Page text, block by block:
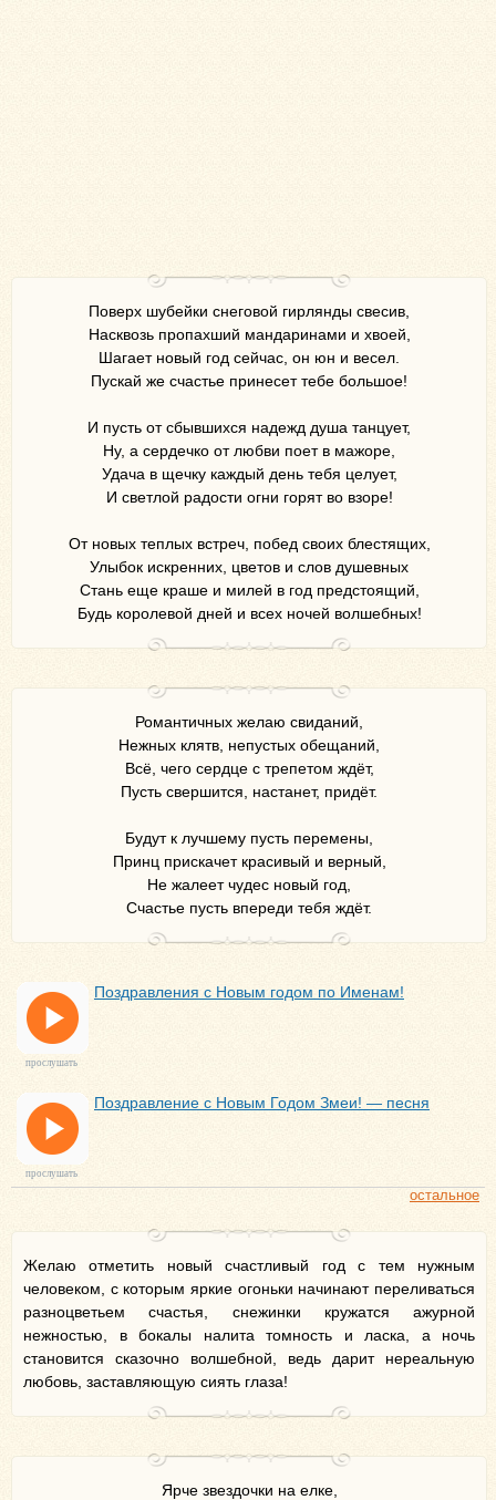
Поверх шубейки снеговой гирлянды свесив,
Насквозь пропахший мандаринами и хвоей,
Шагает новый год сейчас, он юн и весел.
Пускай же счастье принесет тебе большое!
И пусть от сбывшихся надежд душа танцует,
Ну, а сердечко от любви поет в мажоре,
Удача в щечку каждый день тебя целует,
И светлой радости огни горят во взоре!
От новых теплых встреч, побед своих блестящих,
Улыбок искренних, цветов и слов душевных
Стань еще краше и милей в год предстоящий,
Будь королевой дней и всех ночей волшебных!
Романтичных желаю свиданий,
Нежных клятв, непустых обещаний,
Всё, чего сердце с трепетом ждёт,
Пусть свершится, настанет, придёт.
Будут к лучшему пусть перемены,
Принц прискачет красивый и верный,
Не жалеет чудес новый год,
Счастье пусть впереди тебя ждёт.
Поздравления с Новым годом по Именам!
прослушать
Поздравление с Новым Годом Змеи! — песня
прослушать
остальное
Желаю отметить новый счастливый год с тем нужным
человеком, с которым яркие огоньки начинают переливаться
разноцветьем счастья, снежинки кружатся ажурной
нежностью, в бокалы налита томность и ласка, а ночь
становится сказочно волшебной, ведь дарит нереальную
любовь, заставляющую сиять глаза!
Ярче звездочки на елке,